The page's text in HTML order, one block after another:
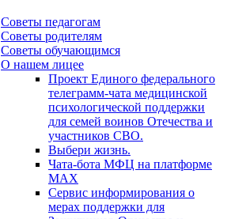
Советы педагогам
Советы родителям
Советы обучающимся
О нашем лицее
Проект Единого федерального
телеграмм-чата медицинской
психологической поддержки
для семей воинов Отечества и
участников СВО.
Выбери жизнь.
Чата-бота МФЦ на платформе
МАХ
Сервис информирования о
мерах поддержки для